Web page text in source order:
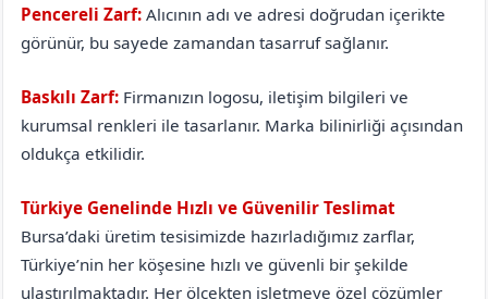
Pencereli Zarf: Alıcının adı ve adresi doğrudan içerikte
görünür, bu sayede zamandan tasarruf sağlanır.
Baskılı Zarf:Firmanızın logosu, iletişim bilgileri ve
kurumsal renkleri ile tasarlanır. Marka bilinirliği açısından
oldukça etkilidir.
Türkiye Genelinde Hızlı ve Güvenilir Teslimat
Bursa’daki üretim tesisimizde hazırladığımız zarflar,
Türkiye’nin her köşesine hızlı ve güvenli bir şekilde
ulaştırılmaktadır. Her ölçekten işletmeye özel çözümler